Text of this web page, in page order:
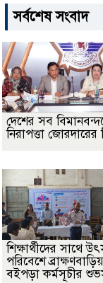
সর্বশেষ সংবাদ
দেশের সব
নিরাপত্তা জোরদারের
শিক্ষার্থীদের সাথে
পরিবেশে
বইপড়া কর্মসূচীর